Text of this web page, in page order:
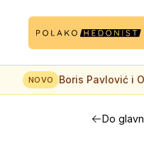
NOVO Boris Pavlović i
Do